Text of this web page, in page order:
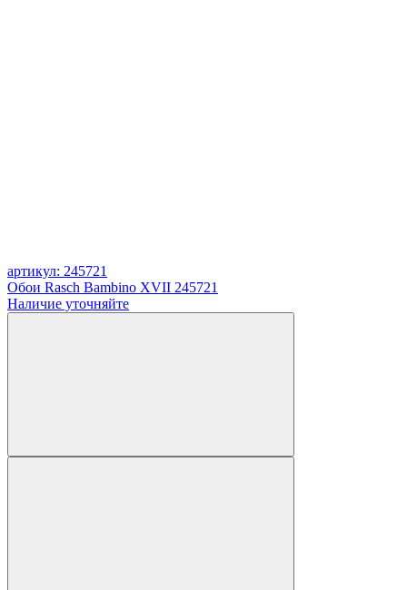
артикул: 245721
Обои Rasch Bambino XVII 245721
Наличие уточняйте